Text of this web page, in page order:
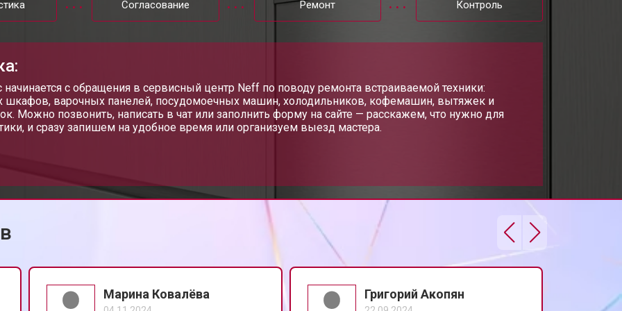
от 40 мин от 850 ₽ Заказать
от 70 мин от 2200 ₽
от 1600 ₽
Согласование Ремонт Контроль
начинается с обращения в сервисный центр Neff по поводу ремонта встраиваемой техники:
шкафов, варочных панелей, посудомоечных машин, холодильников, кофемашин, вытяжек и
Можно позвонить, написать в чат или заполнить форму на сайте — расскажем, что нужно для
и сразу запишем на удобное время или организуем выезд мастера.
Марина Ковалёва Григорий Акопян